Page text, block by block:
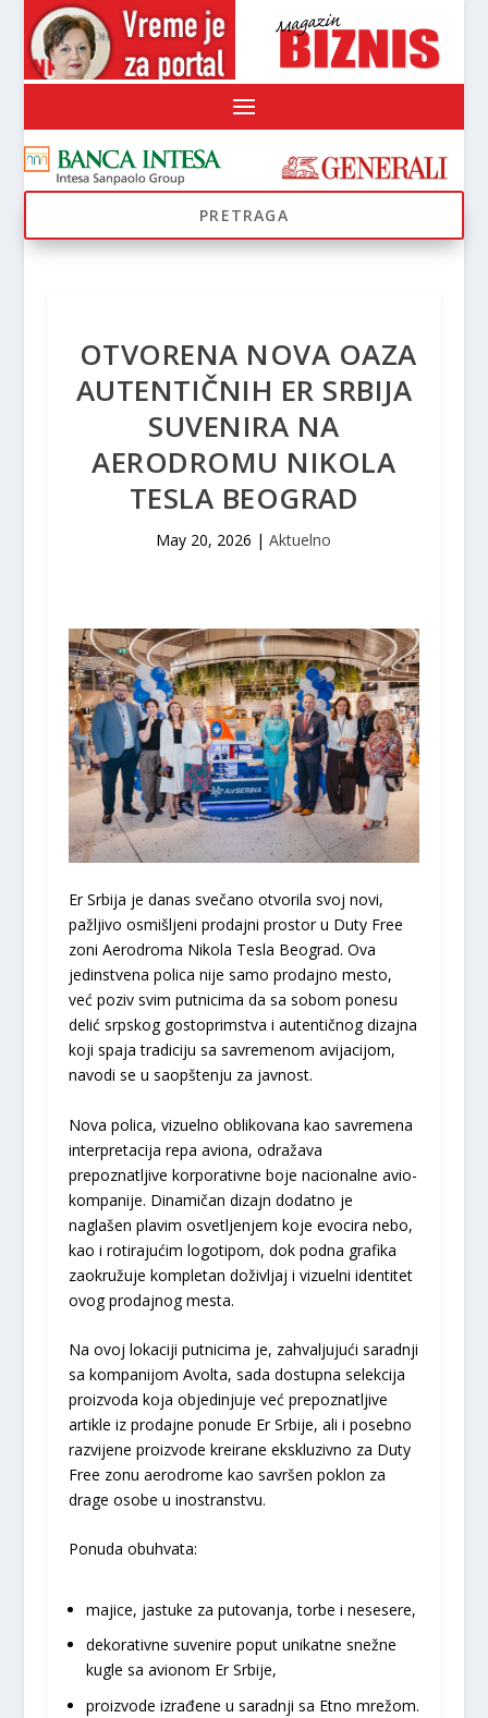
OTVORENA NOVA OAZA
AUTENTIČNIH ER SRBIJA
SUVENIRA NA
AERODROMU NIKOLA
TESLA BEOGRAD
May 20, 2026 |Aktuelno
Er Srbija je danas svečano otvorila svoj novi,
pažljivo osmišljeni prodajni prostor u Duty Free
zoni Aerodroma Nikola Tesla Beograd. Ova
jedinstvena polica nije samo prodajno mesto,
već poziv svim putnicima da sa sobom ponesu
delić srpskog gostoprimstva i autentičnog dizajna
koji spaja tradiciju sa savremenom avijacijom,
navodi se u saopštenju za javnost.
Nova polica, vizuelno oblikovana kao savremena
interpretacija repa aviona, odražava
prepoznatljive korporativne boje nacionalne avio-
kompanije. Dinamičan dizajn dodatno je
naglašen plavim osvetljenjem koje evocira nebo,
kao i rotirajućim logotipom, dok podna grafika
zaokružuje kompletan doživljaj i vizuelni identitet
ovog prodajnog mesta.
Na ovoj lokaciji putnicima je, zahvaljujući saradnji
sa kompanijom Avolta, sada dostupna selekcija
proizvoda koja objedinjuje već prepoznatljive
artikle iz prodajne ponude Er Srbije, ali i posebno
razvijene proizvode kreirane ekskluzivno za Duty
Free zonu aerodrome kao savršen poklon za
drage osobe u inostranstvu.
Ponuda obuhvata:
majice, jastuke za putovanja, torbe i nesesere,
dekorativne suvenire poput unikatne snežne
kugle sa avionom Er Srbije,
proizvode izrađene u saradnji sa Etno mrežom.